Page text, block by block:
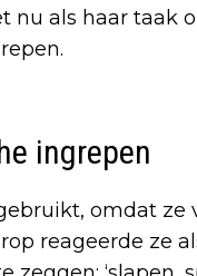
nu als haar taak
ingrepen
omdat ze
reageerde ze